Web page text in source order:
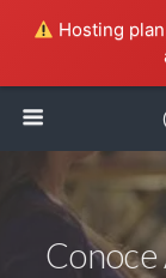
Hosting